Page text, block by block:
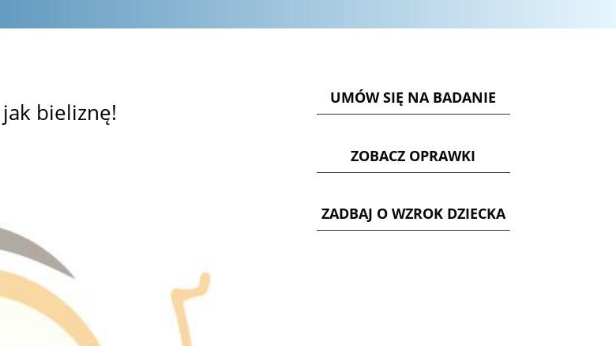
bieliznę!
UMÓW SIĘ NA BADANIE
ZOBACZ OPRAWKI
ZADBAJ O WZROK DZIECKA